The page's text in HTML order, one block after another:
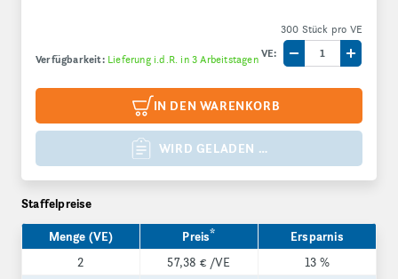
Verfügbarkeit: Lieferung i.d.R. in 3 Arbeitstagen
300 Stück pro VE
VE:
Menge um eine
Menge
IN DEN WARENKORB
WIRD GELADEN …
Staffelpreise
Menge (VE) Preis*
Ersparnis
2
57,38 € /VE
13 %